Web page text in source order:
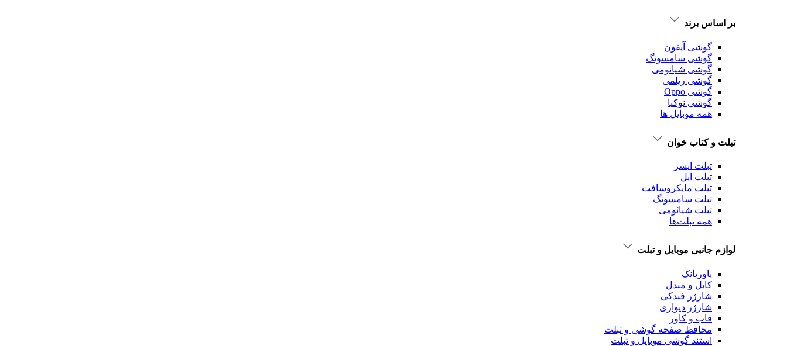
بر اساس برند
گوشی آیفون
گوشی سامسونگ
گوشی شیائومی
گوشی ریلمی
گوشی Oppo
گوشی نوکیا
همه موبایل ها
تبلت و کتاب خوان
تبلت ایسر
تبلت اپل
تبلت‌ مایکروسافت
تبلت‌ سامسونگ
تبلت شیائومی
همه تبلت‌ها
لوازم جانبی موبایل و تبلت
پاوربانک
کابل و مبدل
شارژر فندکی
شارژر دیواری
قاب و کاور
محافظ صفحه گوشی و تبلت
استند گوشی موبایل و تبلت